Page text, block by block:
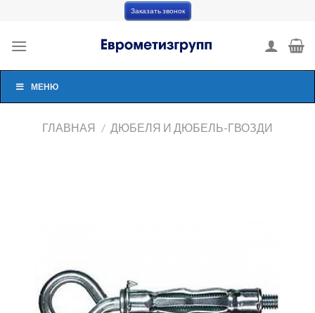
content
Заказать звонок
МЕНЮ
ГЛАВНАЯ / ДЮБЕЛЯ И ДЮБЕЛЬ-ГВОЗДИ